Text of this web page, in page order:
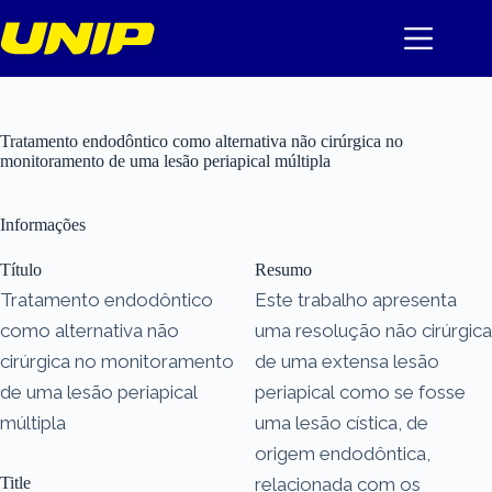
para
o
Tratamento endodôntico como alternativa não cirúrgica no
monitoramento de uma lesão periapical múltipla
Informações
Título
Tratamento endodôntico
como alternativa não
cirúrgica no monitoramento
de uma lesão periapical
múltipla
Title
Resumo
Este trabalho apresenta
uma resolução não cirúrgica
de uma extensa lesão
periapical como se fosse
uma lesão cística, de
origem endodôntica,
relacionada com os